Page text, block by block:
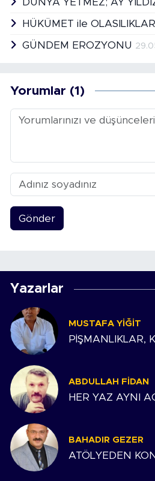
HÜKÜMET ile OLASILIKLAR
GÜNDEM EROZYONU
Yorumlar (1)
Gönder
Yazarlar
MUSTAFA YIĞIT
PİŞMANLIKLAR,
ABDULLAH FIDAN
HER YAZ AYNI
BAHADIR GEZER
ATÖLYEDEN